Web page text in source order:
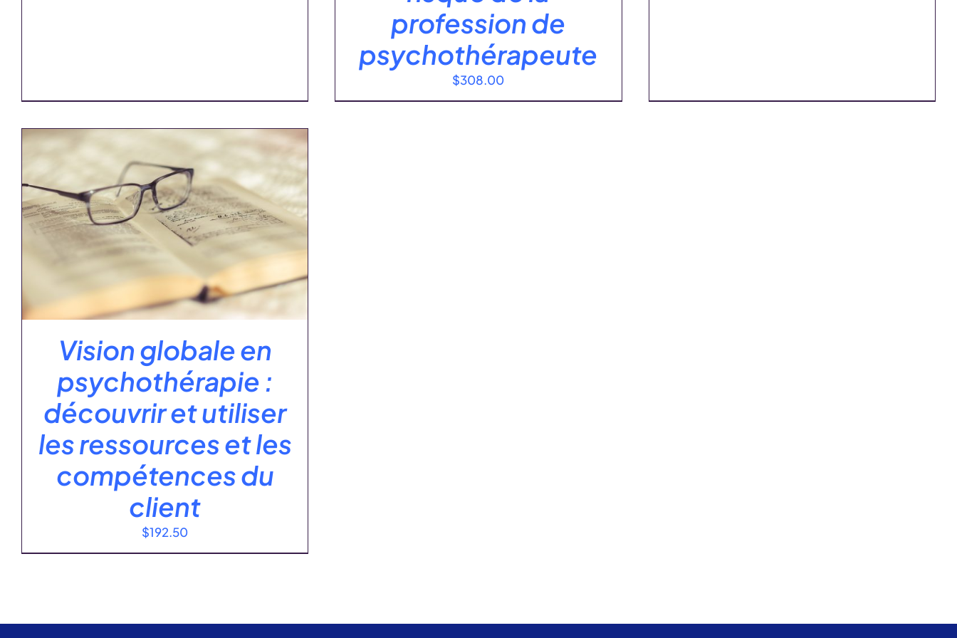
profession de
psychothérapeute
$308.00
Vision globale en
psychothérapie :
découvrir et utiliser
les ressources et les
compétences du
client
$192.50